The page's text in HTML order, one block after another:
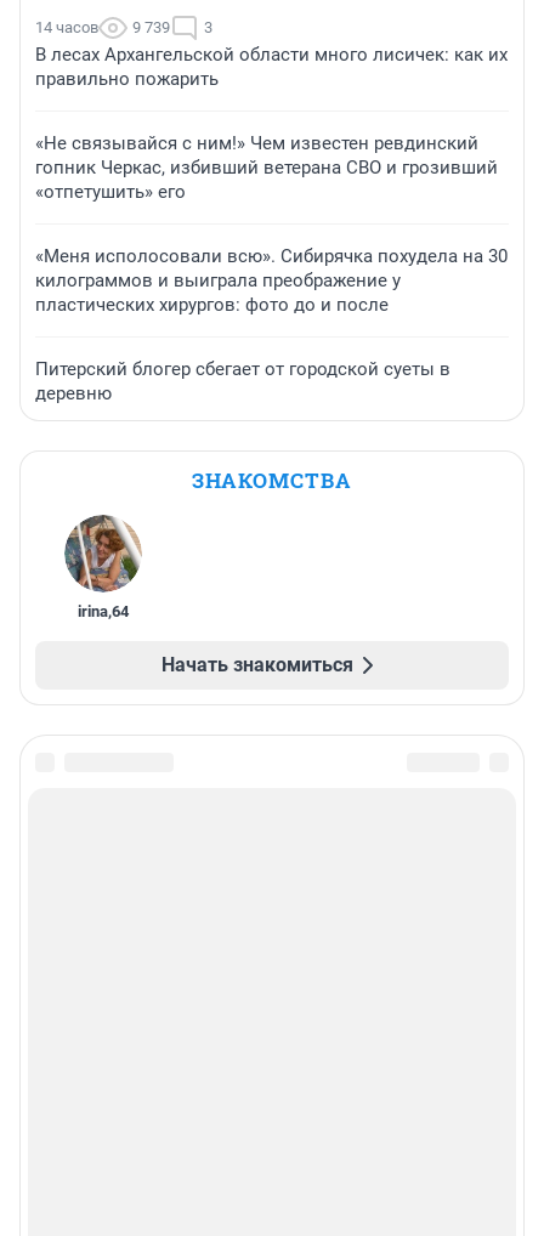
14 часов 9 739 3
В лесах Архангельской области много лисичек: как их
правильно пожарить
«Не связывайся с ним!» Чем известен ревдинский
гопник Черкас, избивший ветерана СВО и грозивший
«отпетушить» его
«Меня исполосовали всю». Сибирячка похудела на 30
килограммов и выиграла преображение у
пластических хирургов: фото до и после
Питерский блогер сбегает от городской суеты в
деревню
ЗНАКОМСТВА
irina,64
Начать знакомиться